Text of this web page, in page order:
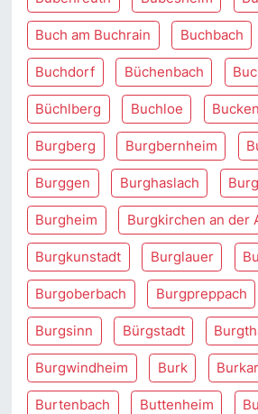
Buch am Buchrain Buchbach
Buchdorf Büchenbach
Büchlberg Buchloe
Burgberg Burgbernheim
Burggen Burghaslach
Burgheim Burgkirchen an der
Burgkunstadt Burglauer
Burgoberbach Burgpreppach
Burgsinn Bürgstadt
Burgwindheim Burk
Burtenbach Buttenheim